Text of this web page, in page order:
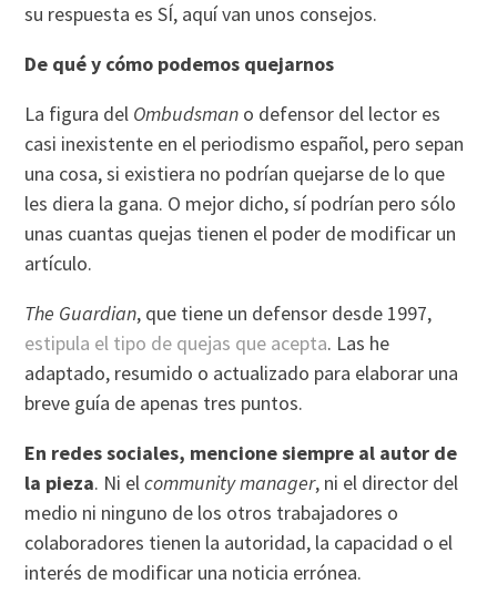
su respuesta es SÍ, aquí van unos consejos.
De qué y cómo podemos quejarnos
La figura del Ombudsman o defensor del lector es
casi inexistente en el periodismo español, pero sepan
una cosa, si existiera no podrían quejarse de lo que
les diera la gana. O mejor dicho, sí podrían pero sólo
unas cuantas quejas tienen el poder de modificar un
artículo.
The Guardian, que tiene un defensor desde 1997,
estipula el tipo de quejas que acepta. Las he
adaptado, resumido o actualizado para elaborar una
breve guía de apenas tres puntos.
En redes sociales, mencione siempre al autor de
la pieza. Ni elcommunity manager, ni el director del
medio ni ninguno de los otros trabajadores o
colaboradores tienen la autoridad, la capacidad o el
interés de modificar una noticia errónea.